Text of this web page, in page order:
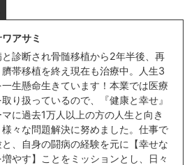
アサミ
と診断され骨髄移植から2年半後、再
帯移植を終え現在も治療中。人生3
一生懸命生きています！本業では医療
り扱っているので、『健康と幸せ』
に過去1万人以上の方の人生と向き
様々な問題解決に努めました。仕事で
、自身の闘病の経験を元に【幸せな
やす】ことをミッションとし、日々